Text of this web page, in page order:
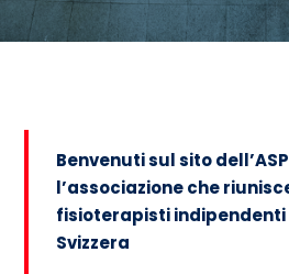
Benvenuti sul sito
l’associazione che
fisioterapisti
Svizzera